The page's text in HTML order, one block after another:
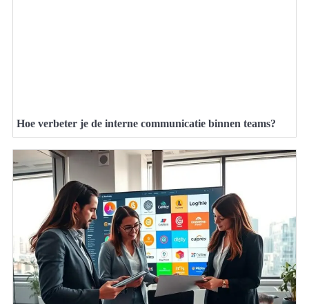
Hoe verbeter je de interne communicatie binnen teams?